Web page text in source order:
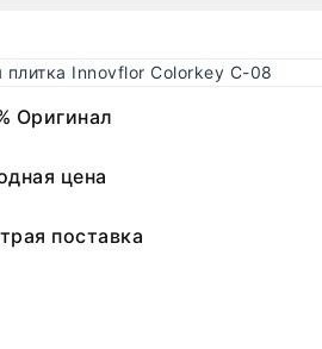
Оригинал
цена
поставка